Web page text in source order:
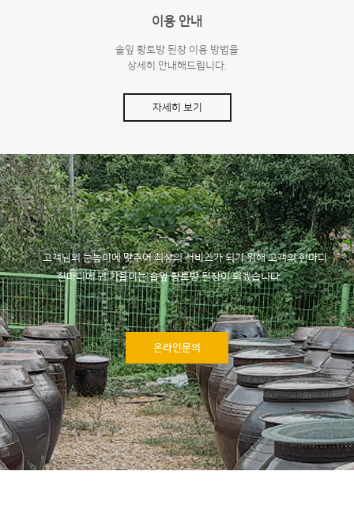
이용 안내
솔잎 황토방 된장 이용 방법을
상세히 안내해드립니다.
자세히 보기
고객님의 눈높이에 맞추어 최상의 서비스가 되기 위해고객의 한마디
한마디에 귀 기울이는 솔잎 황토방 된장이 되겠습니다.
온라인문의